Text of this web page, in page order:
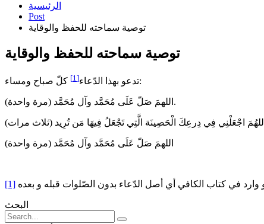
الرئيسية
Post
توصية سماحته للحفظ والوقاية
توصية سماحته للحفظ والوقاية
تدعو بهذا الدّعاء[1] كلّ صباح ومساء:
اللهمَ صَلّ عَلَى مُحَمَّد وآل مُحَمَّد (مرة واحدة).
اللهُمَ اجْعَلْنِي فِي دِرعِكَ الْحَصِينَة الَّتِي تَجْعَلُ فِيهَا مَن تُرِيد (ثلاث مرات)
اللهمَ صَلّ عَلَى مُحَمَّد وآل مُحَمَّد (مرة واحدة)
[1]
البحث